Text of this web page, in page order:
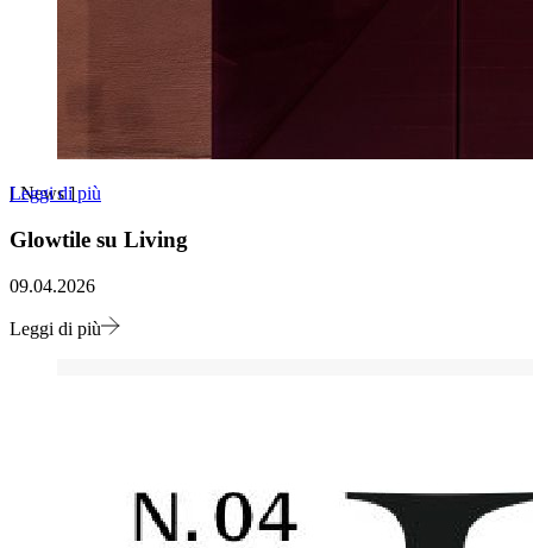
Leggi di più
[News]
Glowtile su Living
09.04.2026
Leggi di più